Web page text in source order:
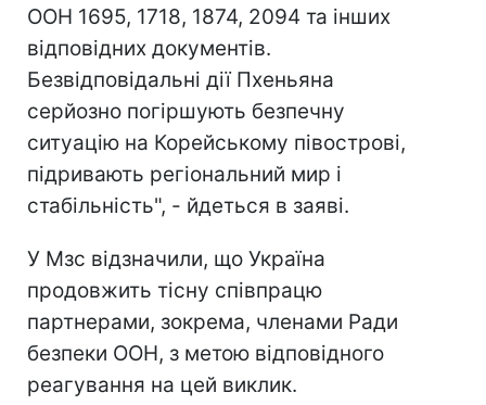
ООН 1695, 1718, 1874, 2094 та інших
відповідних документів.
Безвідповідальні дії Пхеньяна
серйозно погіршують безпечну
ситуацію на Корейському півострові,
підривають регіональний мир і
стабільність", - йдеться в заяві.
У Мзс відзначили, що Україна
продовжить тісну співпрацю
партнерами, зокрема, членами Ради
безпеки ООН, з метою відповідного
реагування на цей виклик.